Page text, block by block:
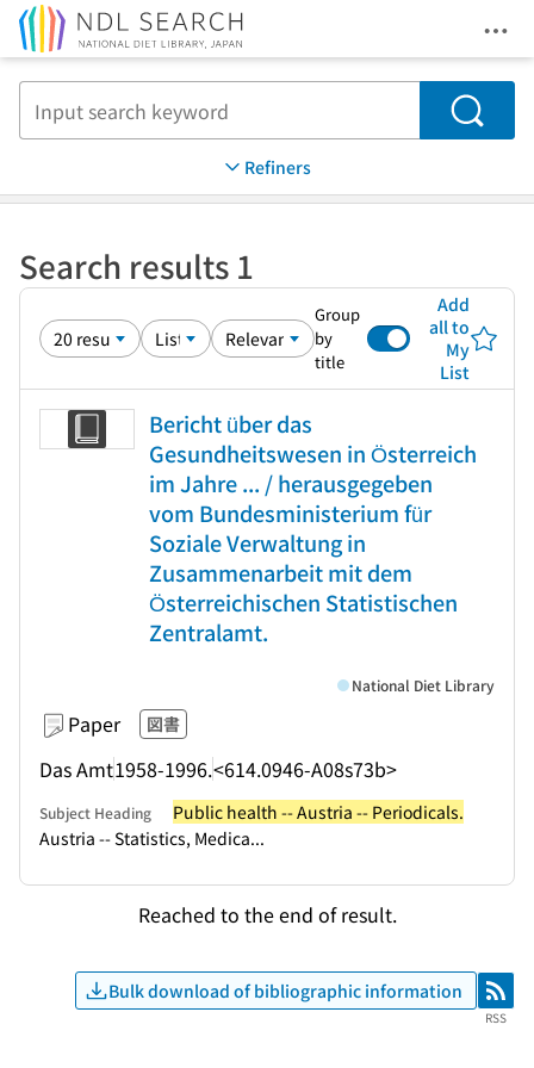
Search
Refiners
Search results 1
Group
by
title
Add
all to
My
List
Bericht über das
Gesundheitswesen in Österreich
im Jahre ... / herausgegeben
vom Bundesministerium für
Soziale Verwaltung in
Zusammenarbeit mit dem
Österreichischen Statistischen
Zentralamt.
Paper 図書
Das Amt1958-1996.<614.0946-A08s73b>
National Diet Library
Subject Heading
Public health -- Austria -- Periodicals.
Austria -- Statistics, Medica...
Reached to the end of result.
Bulk download of bibliographic information RSS
RSS